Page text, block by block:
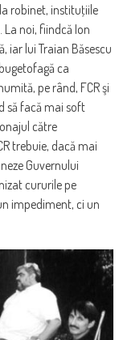
robinet, instituţiile
noi, fiindcă Ion
iar lui Traian Băsescu
ca
pe rând, FCR şi
să facă mai soft
către
trebuie, dacă mai
Guvernului
cururile pe
impediment, ci un